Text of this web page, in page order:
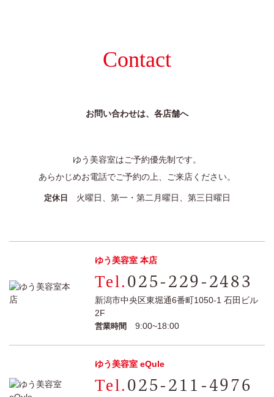
Contact
お問い合わせは、各店舗へ
ゆう美容室はご予約優先制です。
あらかじめお電話でご予約の上、ご来店ください。
定休日 火曜日、第一・第二月曜日、第三日曜日
ゆう美容室 本店
025-229-2483
新潟市中央区東堀通6番町1050-1 石田ビル
2F
営業時間 9:00~18:00
ゆう美容室 eQule
025-211-4976